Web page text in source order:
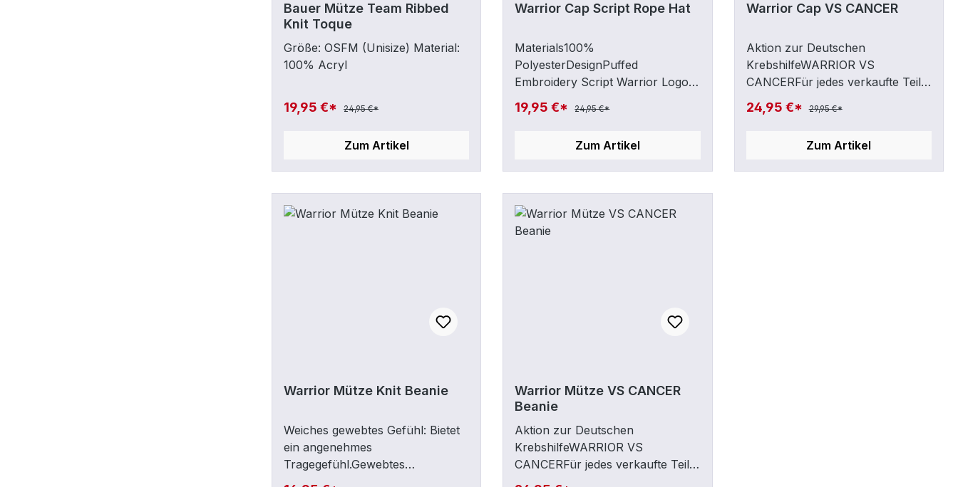
Bauer Mütze Team Ribbed
Knit Toque
Größe: OSFM (Unisize) Material:
100% Acryl
19,95 €* 24,95 €*
Zum Artikel
Warrior Cap Script Rope Hat
Materials100%
PolyesterDesignPuffed
Embroidery Script Warrior Logo
on FrontWarrior Logo on Rear
Side PanelSweatbandContrasted
BrimAdjustable
19,95 €* 24,95 €*
Zum Artikel
Warrior Cap VS CANCER
Aktion zur Deutschen
KrebshilfeWARRIOR VS
CANCERFür jedes verkaufte Teil
geht eine Spende an die Deutsche
Krebshilfe!Cap durch Snapback-
97% Baumwolle / 3% Elastane
24,95 €* 29,95 €*
Zum Artikel
Warrior Mütze Knit Beanie
Weiches gewebtes Gefühl: Bietet
ein angenehmes
Tragegefühl.Gewebtes
Etikett: Zeigt das Warrior-Logo
Warrior Mütze VS CANCER
Beanie
Aktion zur Deutschen
KrebshilfeWARRIOR VS
CANCERFür jedes verkaufte Teil
geht eine Spende an die Deutsche